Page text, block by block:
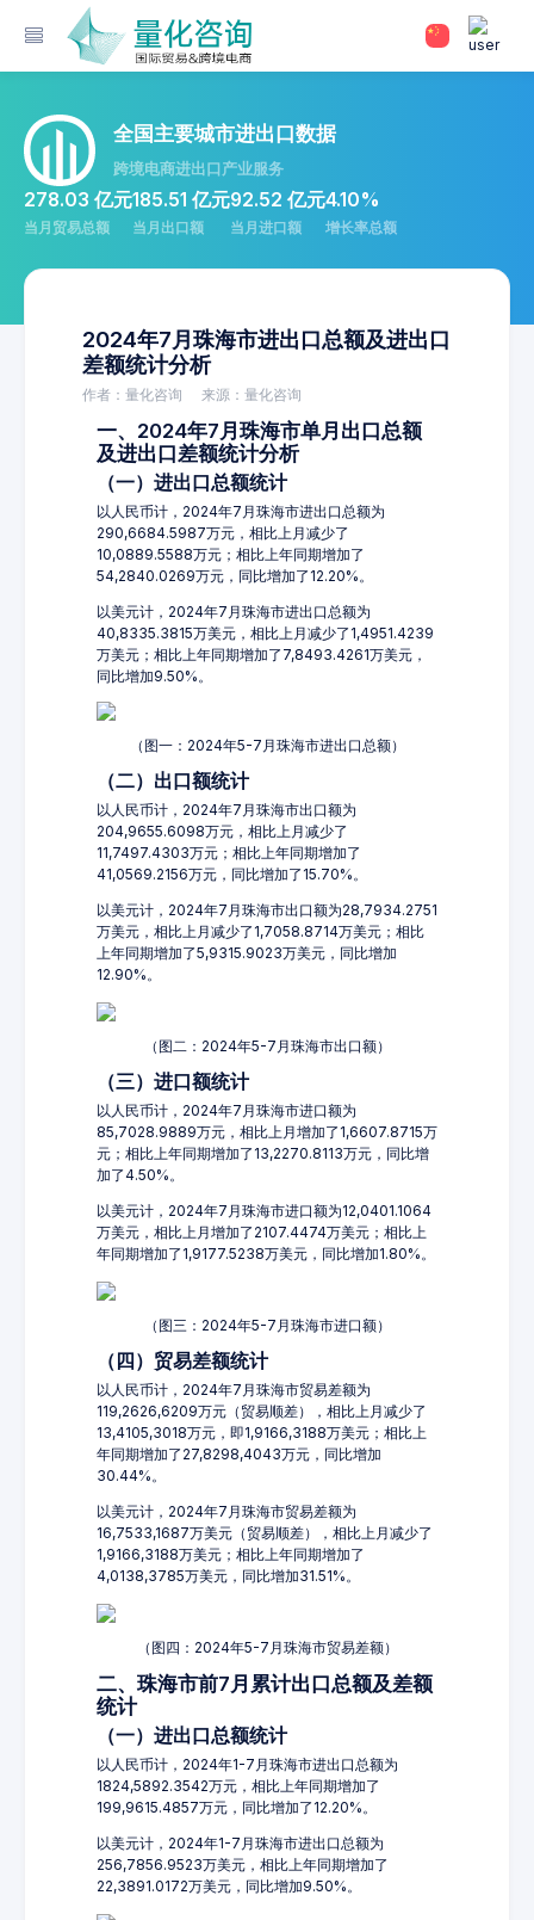
全国主要城市进出口数据
跨境电商进出口产业服务
278.03 亿元
当月贸易总额
185.51 亿元
当月出口额
92.52 亿元
当月进口额
4.10%
增长率总额
2024年7月珠海市进出口总额及进出口
差额统计分析
作者：量化咨询 来源：量化咨询
一、2024年7月珠海市单月出口总额
及进出口差额统计分析
（一）进出口总额统计
以人民币计，2024年7月珠海市进出口总额为
290,6684.5987万元，相比上月减少了
10,0889.5588万元；相比上年同期增加了
54,2840.0269万元，同比增加了12.20%。
以美元计，2024年7月珠海市进出口总额为
40,8335.3815万美元，相比上月减少了1,4951.4239
万美元；相比上年同期增加了7,8493.4261万美元，
同比增加9.50%。
（图一：2024年5-7月珠海市进出口总额）
（二）出口额统计
以人民币计，2024年7月珠海市出口额为
204,9655.6098万元，相比上月减少了
11,7497.4303万元；相比上年同期增加了
41,0569.2156万元，同比增加了15.70%。
以美元计，2024年7月珠海市出口额为28,7934.2751
万美元，相比上月减少了1,7058.8714万美元；相比
上年同期增加了5,9315.9023万美元，同比增加
12.90%。
（图二：2024年5-7月珠海市出口额）
（三）进口额统计
以人民币计，2024年7月珠海市进口额为
85,7028.9889万元，相比上月增加了1,6607.8715万
元；相比上年同期增加了13,2270.8113万元，同比增
加了4.50%。
以美元计，2024年7月珠海市进口额为12,0401.1064
万美元，相比上月增加了2107.4474万美元；相比上
年同期增加了1,9177.5238万美元，同比增加1.80%。
（图三：2024年5-7月珠海市进口额）
（四）贸易差额统计
以人民币计，2024年7月珠海市贸易差额为
119,2626,6209万元（贸易顺差），相比上月减少了
13,4105,3018万元，即1,9166,3188万美元；相比上
年同期增加了27,8298,4043万元，同比增加
30.44%。
以美元计，2024年7月珠海市贸易差额为
16,7533,1687万美元（贸易顺差），相比上月减少了
1,9166,3188万美元；相比上年同期增加了
4,0138,3785万美元，同比增加31.51%。
（图四：2024年5-7月珠海市贸易差额）
二、珠海市前7月累计出口总额及差额
统计
（一）进出口总额统计
以人民币计，2024年1-7月珠海市进出口总额为
1824,5892.3542万元，相比上年同期增加了
199,9615.4857万元，同比增加了12.20%。
以美元计，2024年1-7月珠海市进出口总额为
256,7856.9523万美元，相比上年同期增加了
22,3891.0172万美元，同比增加9.50%。